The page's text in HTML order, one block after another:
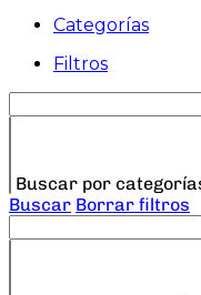
Categorías
Filtros
Buscar por
Buscar Borrar filtros